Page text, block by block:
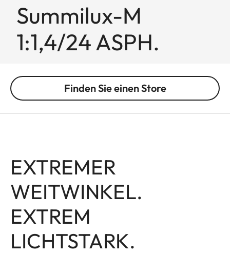
Summilux-M
1:1,4/24 ASPH.
Finden Sie einen Store
EXTREMER
WEITWINKEL.
EXTREM
LICHTSTARK.